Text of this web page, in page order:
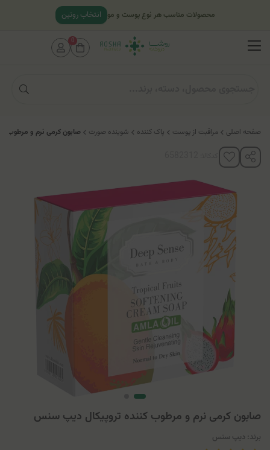
صفحه اصلی مراقبت از پوست پاک کننده شوینده صورت صابون کرمی نرم و مرطوب
صابون کرمی نرم و مرطوب کننده تروپیکال دیپ سنس
برند: دیپ سنس
محصولات مناسب هر نوع پوست و مو انتخاب روتین
0